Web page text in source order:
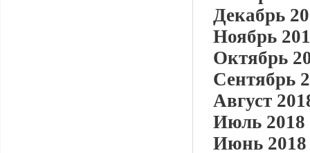
Декабрь
Ноябрь
Октябрь
Сентябрь
Август
Июль 2018
Июнь 2018